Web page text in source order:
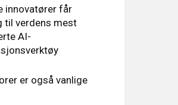
innovatører får
til verdens mest
AI-
er også vanlige